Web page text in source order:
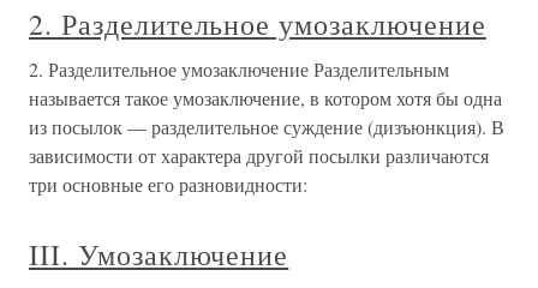
2. Разделительное умозаключение
2. Разделительное умозаключение Разделительным
называется такое умозаключение, в котором хотя бы одна
из посылок — разделительное суждение (дизъюнкция). В
зависимости от характера другой посылки различаются
три основные его разновидности:
III. Умозаключение